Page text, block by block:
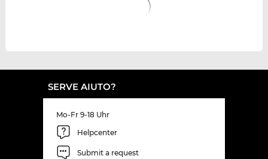
SERVE AIUTO?
Mo-Fr 9-18 Uhr
Helpcenter
Submit a request